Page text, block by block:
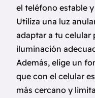
el teléfono estable
Utiliza una luz
adaptar a tu celular
iluminación
Además, elige un
que con el celular
más cercano y